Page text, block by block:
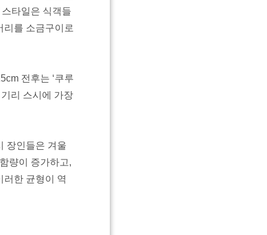
타일은 식객들
리를 소금구이로
전후는 ‘쿠루
리 스시에 가장
장인들은 겨울
량이 증가하고,
러한 균형이 역